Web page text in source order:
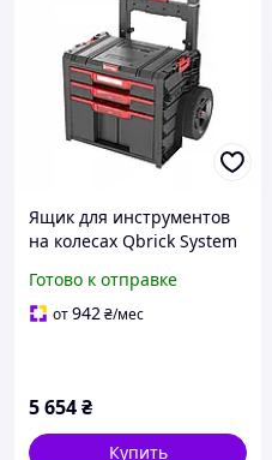
Ящик для инструментов
на колесах Qbrick System
3 выдвижных ящика,
телескопическая ручка
Готово к отправке
от942₴/мес
5 654₴
Купить